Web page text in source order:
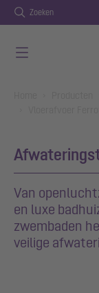
Zoeken
Van
en luxe
zwembaden
veilige